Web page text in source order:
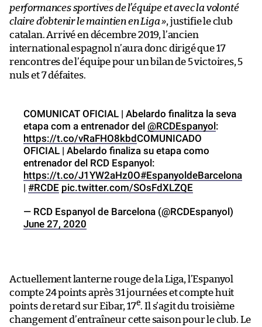
performances sportives de l’équipe et avec la volonté
claire d’obtenir le maintien en Liga », justifie le club
catalan. Arrivé en décembre 2019, l’ancien
international espagnol n’aura donc dirigé que 17
rencontres de l’équipe pour un bilan de 5 victoires, 5
nuls et 7 défaites.
COMUNICAT OFICIAL | Abelardo finalitza la seva
etapa com a entrenador del @RCDEspanyol:
https://t.co/vRaFHO8kbdCOMUNICADO
OFICIAL | Abelardo finaliza su etapa como
entrenador del RCD Espanyol:
https://t.co/J1YW2aHz0O#EspanyoldeBarcelona
| #RCDE pic.twitter.com/SOsFdXLZQE
— RCD Espanyol de Barcelona (@RCDEspanyol)
June 27, 2020
Actuellement lanterne rouge de la Liga, l’Espanyol
compte 24 points après 31 journées et compte huit
points de retard sur Eibar, 17e. Il s’agit du troisième
changement d’entraîneur cette saison pour le club. Le